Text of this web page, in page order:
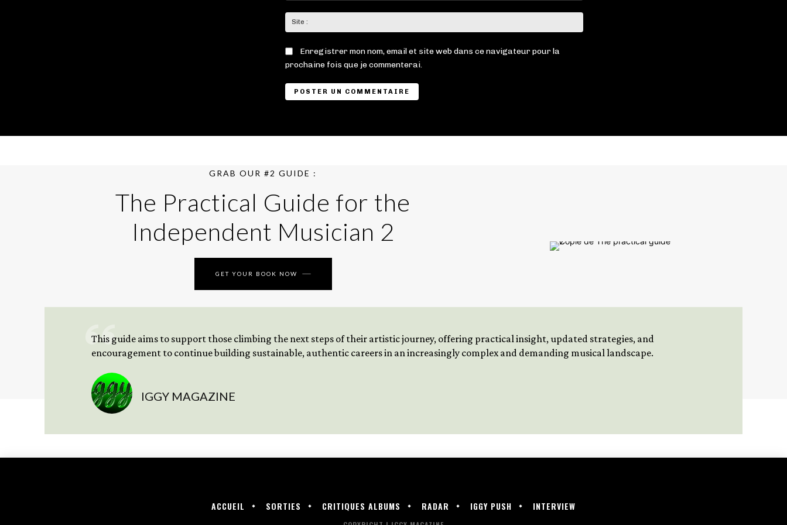
:
Enregistrer mon nom, email et site web dans ce navigateur pour la
prochaine fois que je commenterai.
GRAB OUR #2 GUIDE :
The Practical Guide for the
Independent Musician 2
GET YOUR BOOK NOW
This guide aims to support those climbing the next steps of their artistic journey, offering practical insight, updated strategies, and
encouragement to continue building sustainable, authentic careers in an increasingly complex and demanding musical landscape.
IGGY MAGAZINE
ACCUEIL SORTIES CRITIQUES ALBUMS RADAR IGGY PUSH INTERVIEW